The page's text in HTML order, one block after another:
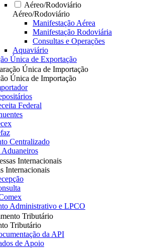
Aéreo/Rodoviário
Aéreo/Rodoviário
Manifestação Aérea
Manifestação Rodoviária
Consultas e Operações
Aquaviário
Única de Exportação
Única de Importação
Única de Importação
Federal
Centralizado
Aduaneiros
Internacionais
Internacionais
Administrativo e LPCO
Tributário
Tributário
da API
de Apoio